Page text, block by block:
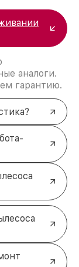
аналоги.
гарантию.